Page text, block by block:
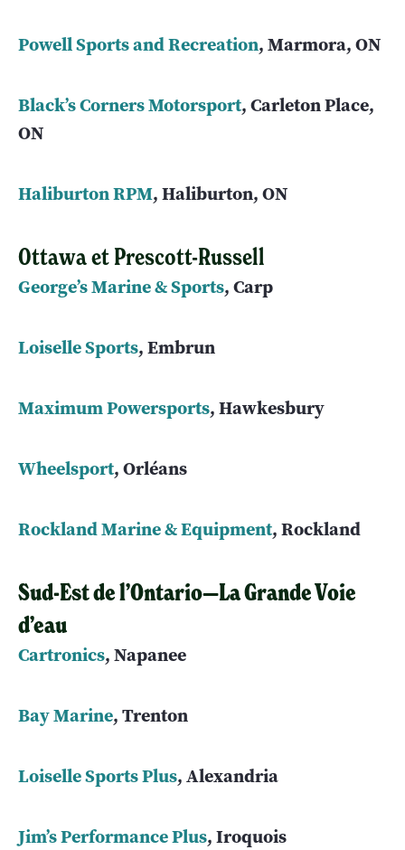
Powell Sports and Recreation, Marmora, ON
Black’s Corners Motorsport, Carleton Place,
ON
Haliburton RPM, Haliburton, ON
Ottawa et Prescott-Russell
George’s Marine & Sports, Carp
Loiselle Sports, Embrun
Maximum Powersports, Hawkesbury
Wheelsport, Orléans
Rockland Marine & Equipment, Rockland
Sud-Est de l’Ontario—La Grande Voie
d’eau
Cartronics, Napanee
Bay Marine, Trenton
Loiselle Sports Plus, Alexandria
Jim’s Performance Plus, Iroquois